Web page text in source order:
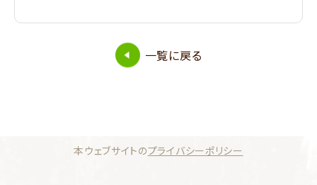
一覧に戻る
本ウェブサイトのプライバシーポリシー